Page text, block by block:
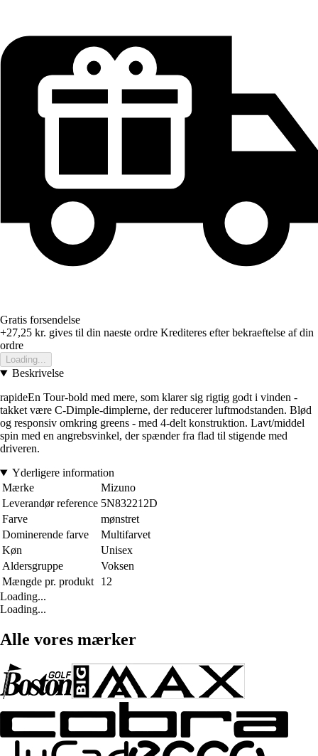
Gratis forsendelse
+27,25 kr. gives til din naeste ordre Krediteres efter bekraeftelse af din
ordre
Loading...
Beskrivelse
rapideEn Tour-bold med mere, som klarer sig rigtig godt i vinden -
takket være C-Dimple-dimplerne, der reducerer luftmodstanden. Blød
og responsiv omkring greens - med 4-delt konstruktion. Lavt/middel
spin med en angrebsvinkel, der spænder fra flad til stigende med
driveren.
Yderligere information
Mærke
Mizuno
Leverandør reference 5N832212D
Farve
mønstret
Dominerende farve
Multifarvet
Køn
Unisex
Aldersgruppe
Voksen
Mængde pr. produkt
12
Loading...
Loading...
Alle vores mærker